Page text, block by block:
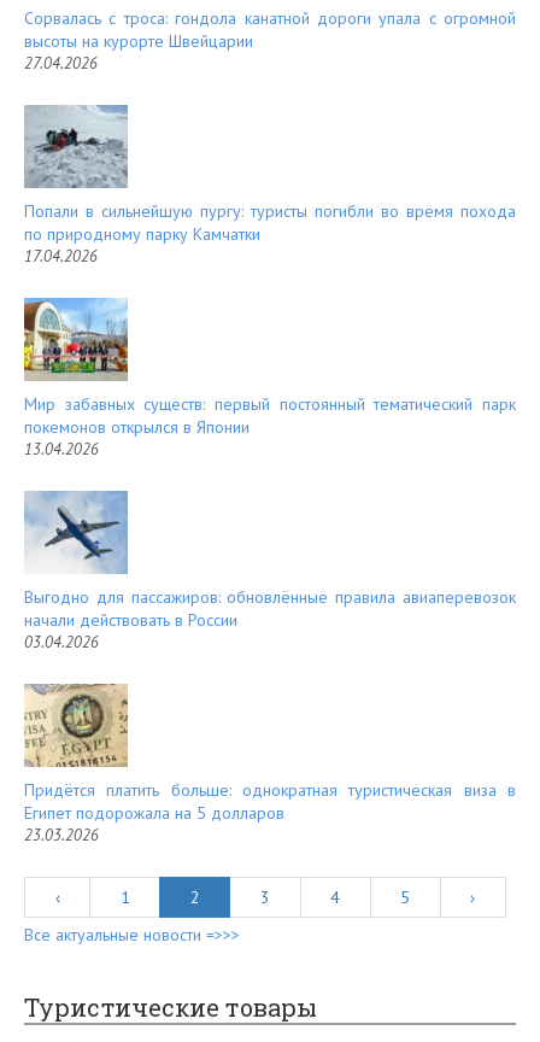
Сорвалась с троса: гондола канатной дороги упала с огромной
высоты на курорте Швейцарии
27.04.2026
Попали в сильнейшую пургу: туристы погибли во время похода
по природному парку Камчатки
17.04.2026
Мир забавных существ: первый постоянный тематический парк
покемонов открылся в Японии
13.04.2026
Выгодно для пассажиров: обновлённые правила авиаперевозок
начали действовать в России
03.04.2026
Придётся платить больше: однократная туристическая виза в
Египет подорожала на 5 долларов
23.03.2026
‹ 1 2 3 4 5
›
Все актуальные новости =>>>
Туристические товары